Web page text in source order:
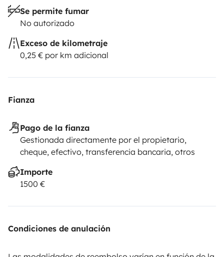
Se permite fumar
No autorizado
Exceso de kilometraje
0,25 € por km adicional
Fianza
Pago de la fianza
Gestionada directamente por el propietario,
cheque, efectivo, transferencia bancaria, otros
Importe
1500 €
Condiciones de anulación